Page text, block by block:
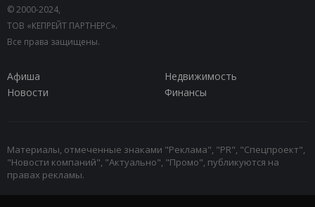
© 2000-2024,
ТОВ «КЕПРЕЙТ ПАРТНЕРС».
Все права защищены.
Афиша
Недвижимость
Новости
Финансы
Материалы, отмеченные знаками "Реклама", "PR", "Спецпроект",
"Новости компаний", "Актуально", "Промо", публикуются на
правах рекламы.